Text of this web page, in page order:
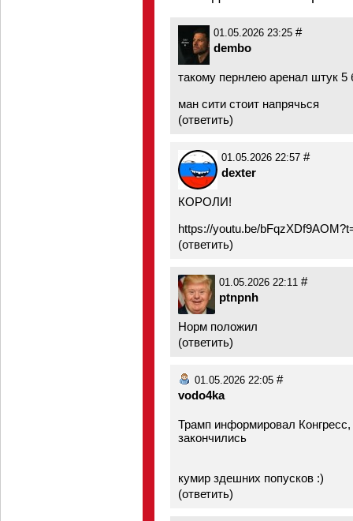
01.05.2026 23:25 #
dembo
такому пернлею аренал штук 5
ман сити стоит напрячься
(ответить)
01.05.2026 22:57 #
dexter
КОРОЛИ!
https://youtu.be/
(ответить)
01.05.2026 22:11 #
ptnpnh
Норм положил
(ответить)
01.05.2026 22:05 #
vodo4ka
Трамп информировал
закончились
кумир здешних попусков :)
(ответить)